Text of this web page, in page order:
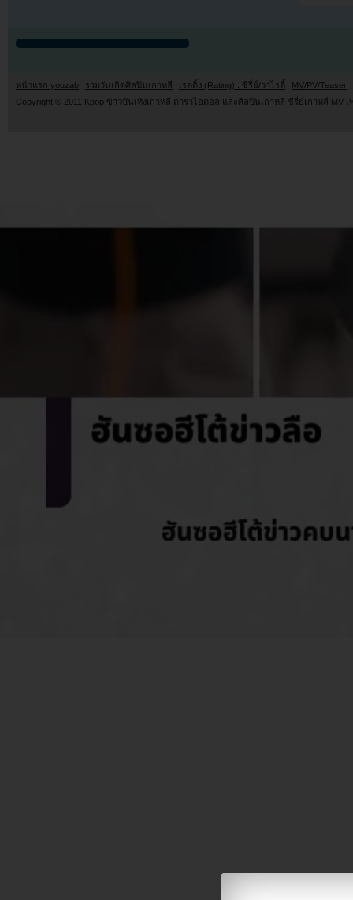
หน้าแรก youzab รวมวันเกิดศิลปินเกาหลี เรตติ้ง (Rating) : ซีรี่ย์/วาไรตี้
MV/PV/Teaser
Copyright © 2011
Kpop ข่าวบันเทิงเกาหลี ดาราไอดอล และศิลปินเกาหลี ซีรี่ย์เกาหลี MV